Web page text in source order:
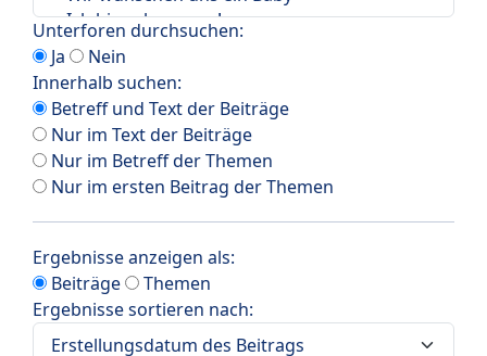
Unterforen durchsuchen:
Ja
Nein
Innerhalb suchen:
Betreff und Text der Beiträge
Nur im Text der Beiträge
Nur im Betreff der Themen
Nur im ersten Beitrag der Themen
Ergebnisse anzeigen als:
Beiträge
Themen
Ergebnisse sortieren nach: